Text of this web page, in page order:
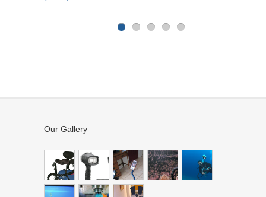
Our Gallery